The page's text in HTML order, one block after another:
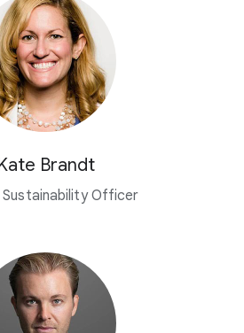
Brandt
Officer